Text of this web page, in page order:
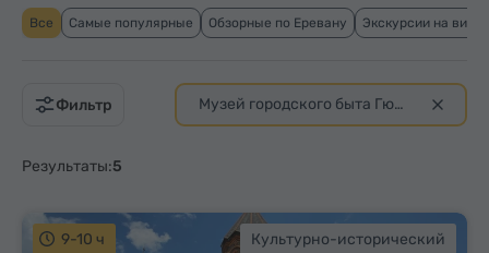
Все Самые популярные Обзорные по Еревану Экскурсии на
Результаты:5
Фильтр Музей городского быта Гюмри (Дзитохцян)
9-10 ч Культурно-исторический